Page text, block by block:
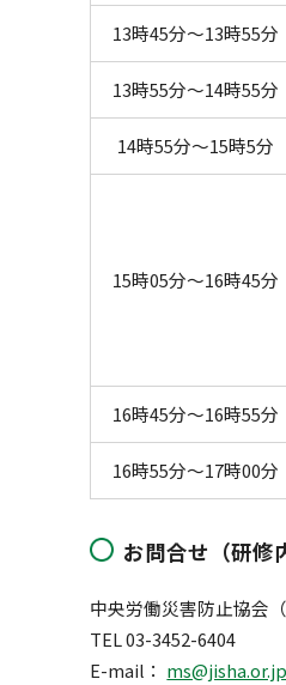
13時45分～13時55分
13時55分～14時55分
14時55分～15時5分
15時05分～16時45分
16時45分～16時55分
16時55分～17時00分
お問合せ（研修
中央労働災害防止協会
TEL 03-3452-6404
E-mail：